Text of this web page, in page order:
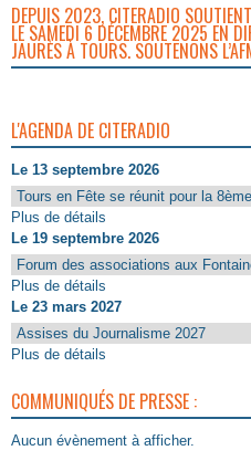
DEPUIS 2023, CITERADIO
LE SAMEDI 6 DÉCEMBRE 2025 EN
JAURÈS À TOURS. SOUTENONS
L'AGENDA DE CITERADIO
Le 13 septembre 2026
Tours en Fête se réunit pour la
Plus de détails
Le 19 septembre 2026
Forum des associations aux
Plus de détails
Le 23 mars 2027
Assises du Journalisme 2027
Plus de détails
COMMUNIQUÉS DE PRESSE :
Aucun évènement à afficher.